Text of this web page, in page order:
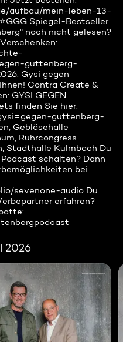
aufbau/mein-leben-13-
Spiegel-Bestseller
noch nicht gelesen?
guttenberg-
Gysi gegen
Contra Create &
GYSI GEGEN
finden Sie hier:
guttenberg-
Gebläsehalle
Ruhrcongress
Stadthalle Kulmbach Du
schalten? Dann
bei
sevenone-audio Du
erfahren?
2026